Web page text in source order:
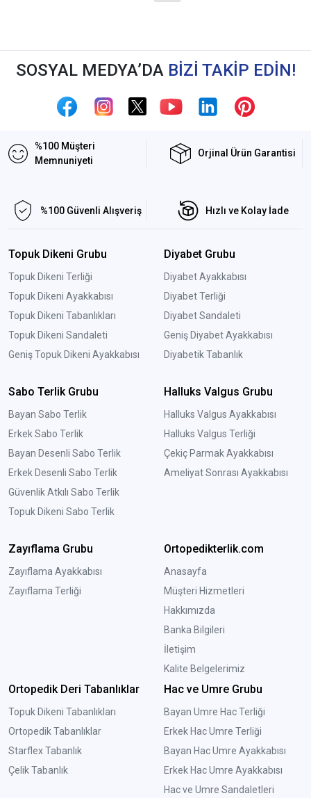
SOSYAL MEDYA’DA BİZİ TAKİP EDİN!
%100 Müşteri
Memnuniyeti
Orjinal Ürün Garantisi
%100 Güvenli Alışveriş Hızlı ve Kolay İade
Topuk Dikeni Grubu
Topuk Dikeni Terliği
Topuk Dikeni Ayakkabısı
Topuk Dikeni Tabanlıkları
Topuk Dikeni Sandaleti
Geniş Topuk Dikeni Ayakkabısı
Diyabet Grubu
Diyabet Ayakkabısı
Diyabet Terliği
Diyabet Sandaleti
Geniş Diyabet Ayakkabısı
Diyabetik Tabanlık
Sabo Terlik Grubu
Bayan Sabo Terlik
Erkek Sabo Terlik
Bayan Desenli Sabo Terlik
Erkek Desenli Sabo Terlik
Güvenlik Atkılı Sabo Terlik
Topuk Dikeni Sabo Terlik
Halluks Valgus Grubu
Halluks Valgus Ayakkabısı
Halluks Valgus Terliği
Çekiç Parmak Ayakkabısı
Ameliyat Sonrası Ayakkabısı
Zayıflama Grubu
Zayıflama Ayakkabısı
Zayıflama Terliği
Ortopedikterlik.com
Anasayfa
Müşteri Hizmetleri
Hakkımızda
Banka Bilgileri
İletişim
Kalite Belgelerimiz
Ortopedik Deri Tabanlıklar
Topuk Dikeni Tabanlıkları
Ortopedik Tabanlıklar
Starflex Tabanlık
Çelik Tabanlık
Hac ve Umre Grubu
Bayan Umre Hac Terliği
Erkek Hac Umre Terliği
Bayan Hac Umre Ayakkabısı
Erkek Hac Umre Ayakkabısı
Hac ve Umre Sandaletleri